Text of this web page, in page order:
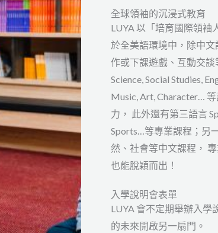
全球領袖的沉浸式教育
LUYA 以「培育國際領袖
於全美語環境中，除中
作或下課遊戲、互動交談
Science, Social Studies,
Music, Art, Character…
力， 此外還有第三語言
Sports…等專業課程；另
然、社會等中文課程，
也能脫穎而出！
入學說明會表單
LUYA 會不定期舉辦入學
的未來開啟另一扇門。